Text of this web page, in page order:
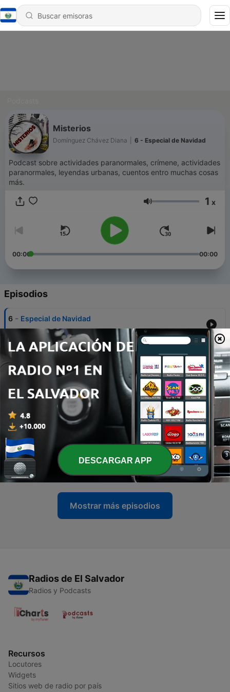
Misterios
Domínguez Chávez Diana 6 - Especial de Navidad
Podcast sobre actividades paranormales, crímene, actividades
paranormales, leyendas urbanas, cuentos entro muchas cosas
más.
Volumen 1 x
00:00 00:00
Episodios
6 - Especial de Navidad
12 dic. 2020
5 - La Planchada.
18 nov. 2020
¿Asesino nace o se hace?, Hablamos sobre la
historia de Mary Bell
3 - Experiencias paranormales
03 nov. 2020
2 - Historias Escalofriantes
18 oct. 2020
Mostrar más episodios
Radios de El Salvador
Radios y Podcasts
Recursos
Locutores
Widgets
Sitios web de radio por país
DESCARGAR APP